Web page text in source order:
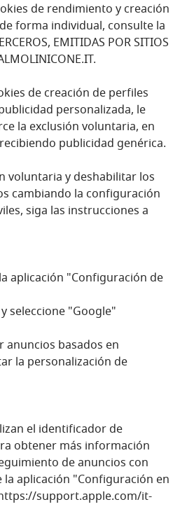
de rendimiento y creación
forma individual, consulte la
EMITIDAS POR SITIOS
de creación de perfiles
personalizada, le
la exclusión voluntaria, en
publicidad genérica.
voluntaria y deshabilitar los
cambiando la configuración
siga las instrucciones a
aplicación "Configuración de
seleccione "Google"
anuncios basados ​​en
la personalización de
el identificador de
obtener más información
de anuncios con
aplicación "Configuración en
support.apple.com/it-